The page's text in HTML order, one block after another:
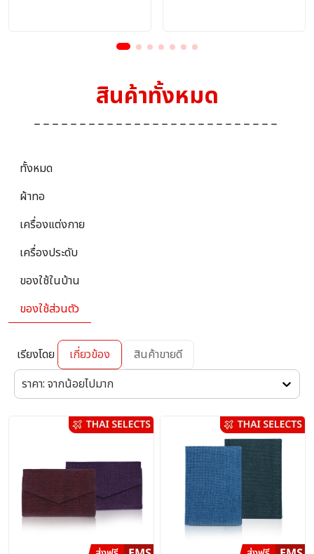
สินค้าทั้งหมด
ทั้งหมด
ผ้าทอ
เครื่องแต่งกาย
เครื่องประดับ
ของใช้ในบ้าน
ของใช้ส่วนตัว
เรียงโดย เกี่ยวข้อง
สินค้าขายดี
ราคา: จากน้อยไปมาก